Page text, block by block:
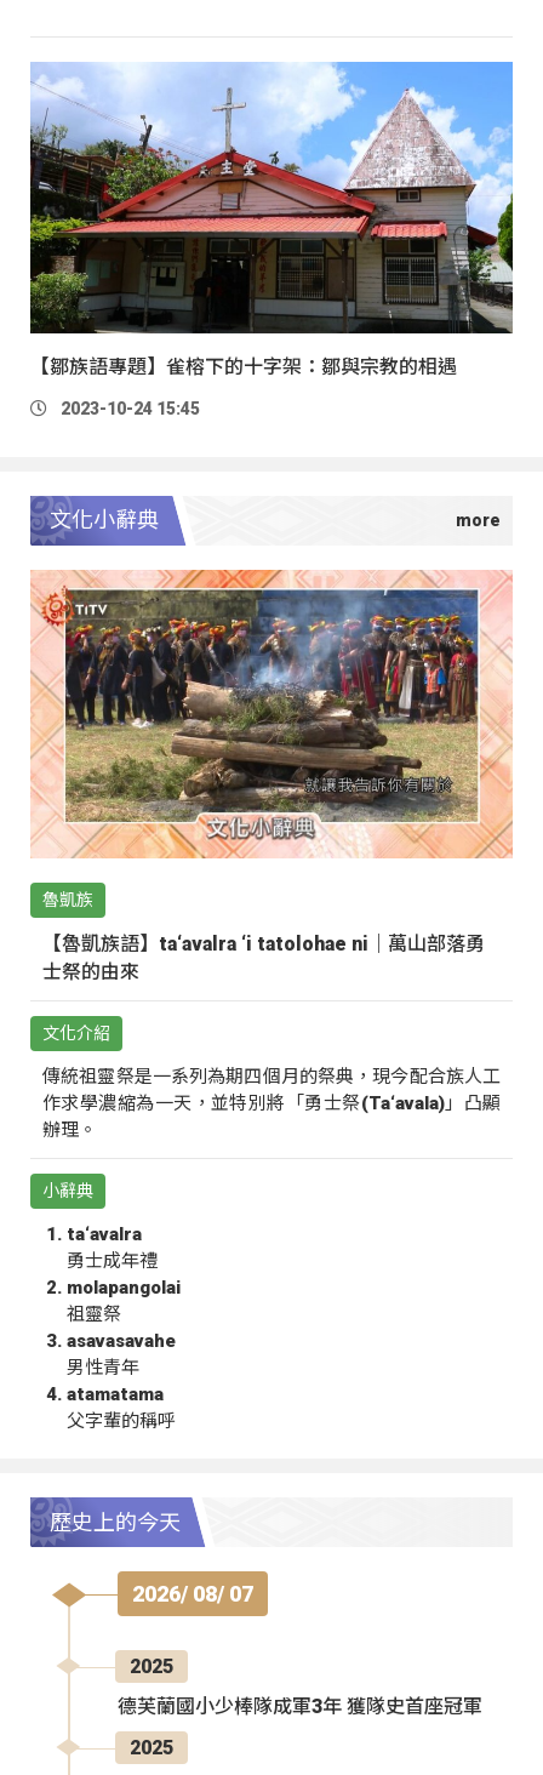
【鄒族語專題】雀榕下的十字架：鄒與宗教的相遇
2023-10-24 15:45
文化小辭典
魯凱族
【魯凱族語】ta‘avalra ‘i tatolohae ni｜萬山部落勇
士祭的由來
文化介紹
傳統祖靈祭是一系列為期四個月的祭典，現今配合族人工
作求學濃縮為一天，並特別將「勇士祭(Ta‘avala)」凸顯
辦理。
小辭典
ta‘avalra
勇士成年禮
molapangolai
祖靈祭
asavasavahe
男性青年
atamatama
父字輩的稱呼
歷史上的今天
2026/ 08/ 07
2025
德芙蘭國小少棒隊成軍3年 獲隊史首座冠軍
2025